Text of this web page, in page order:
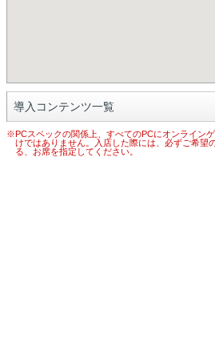
導入コンテンツ一覧
※PCスペックの関係上、すべてのPCにオンライン
けではありません。入店した際には、必ずご希望
る、お席を指定してください。